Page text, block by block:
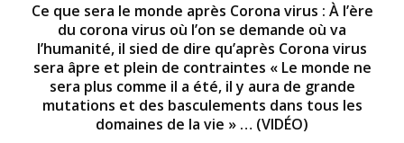
Ce que sera le monde après Corona virus : À l’ère
du corona virus où l’on se demande où va
l’humanité, il sied de dire qu’après Corona virus
sera âpre et plein de contraintes « Le monde ne
sera plus comme il a été, il y aura de grande
mutations et des basculements dans tous les
domaines de la vie » … (VIDÉO)